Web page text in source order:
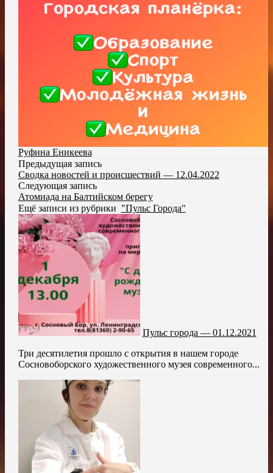
Руфина Еникеева
Предыдущая запись
Сводка новостей и происшествий — 12.04.2022
Следующая запись
Атомиада на Балтийском берегу
Ещё записи из рубрики "Пульс Города"
Пульс города — 01.12.2021
Три десятилетия прошло с открытия в нашем городе
Сосновоборского художественного музея современного...